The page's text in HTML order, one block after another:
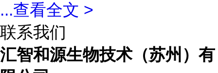
...查看全文 >
联系我们
汇智和源生物技术（苏州）有